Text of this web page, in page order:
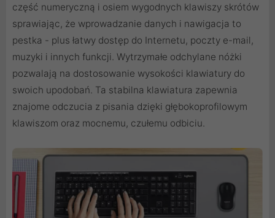
część numeryczną i osiem wygodnych klawiszy skrótów
sprawiając, że wprowadzanie danych i nawigacja to
pestka - plus łatwy dostęp do Internetu, poczty e-mail,
muzyki i innych funkcji. Wytrzymałe odchylane nóżki
pozwalają na dostosowanie wysokości klawiatury do
swoich upodobań. Ta stabilna klawiatura zapewnia
znajome odczucia z pisania dzięki głębokoprofilowym
klawiszom oraz mocnemu, czułemu odbiciu.